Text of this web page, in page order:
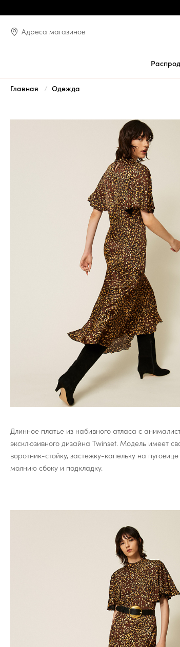
Адреса магазинов
Главная Одежда
Длинное платье из набивного атласа с
эксклюзивного дизайна Twinset. Модель имеет
воротник-стойку, застежку-капельку на
молнию сбоку и подкладку.